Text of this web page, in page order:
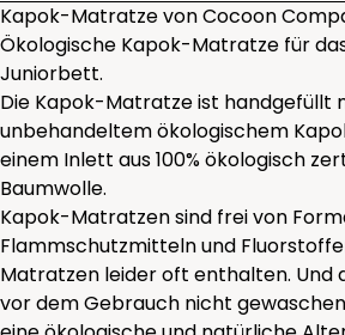
Kapok-Matratze von Cocoon
Ökologische Kapok-Matratze für
Juniorbett.
Die Kapok-Matratze ist handgefüllt
unbehandeltem ökologischem
einem Inlett aus 100% ökologisch
Baumwolle.
Kapok-Matratzen sind frei von
Flammschutzmitteln und
Matratzen leider oft enthalten. Und
vor dem Gebrauch nicht